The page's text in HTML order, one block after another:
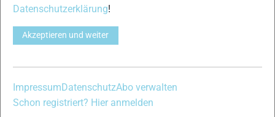
Partner
xc-ski.de in Social Media
instagramfacebookspotify
Datenschutzerklärung!
Akzeptieren und weiter
Impressum DatenschutzAbo verwalten
Schon registriert? Hier anmelden